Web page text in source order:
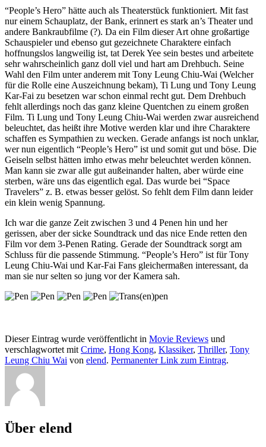
“People’s Hero” hätte auch als Theaterstück funktioniert. Mit fast
nur einem Schauplatz, der Bank, erinnert es stark an’s Theater und
andere Bankraubfilme (?). Da ein Film dieser Art ohne großartige
Schauspieler und ebenso gut gezeichnete Charaktere einfach
hoffnungslos langweilig ist, tat Derek Yee sein bestes und arbeitete
sehr wahrscheinlich ganz doll viel und hart am Drehbuch. Seine
Wahl den Film unter anderem mit Tony Leung Chiu-Wai (Welcher
für die Rolle eine Auszeichnung bekam), Ti Lung und Tony Leung
Kar-Fai zu besetzen war schon einmal recht gut. Dem Drehbuch
fehlt allerdings noch das ganz kleine Quentchen zu einem großen
Film. Ti Lung und Tony Leung Chiu-Wai werden zwar ausreichend
beleuchtet, das heißt ihre Motive werden klar und ihre Charaktere
schaffen es Sympathien zu wecken. Gerade anfangs ist noch unklar,
wer nun eigentlich “People’s Hero” ist und somit gut und böse. Die
Geiseln selbst hätten imho etwas mehr beleuchtet werden können.
Man kann sie zwar alle gut außeinander halten, aber würde eine
sterben, wäre uns das eigentlich egal. Das wurde bei “Space
Travelers” z. B. etwas besser gelöst. So fehlt dem Film dann leider
ein klein wenig Spannung.
Ich war die ganze Zeit zwischen 3 und 4 Penen hin und her
gerissen, aber der sicke Soundtrack und das nice Ende retten den
Film vor dem 3-Penen Rating. Gerade der Soundtrack sorgt am
Schluss für die passende Stimmung. “People’s Hero” ist für Tony
Leung Chiu-Wai und Kar-Fai Fans gleichermaßen interessant, da
man sie nur selten so jung vor der Kamera sah.
Dieser Eintrag wurde veröffentlicht in Movie Reviews und
verschlagwortet mit Crime, Hong Kong, Klassiker, Thriller, Tony
Leung Chiu Wai von elend. Permanenter Link zum Eintrag.
Über elend